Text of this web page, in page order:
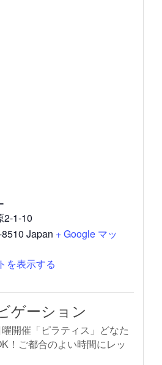
2-1-10
Japan + Google マッ
を表示する
ゲーション
開催「ピラティス」どなた
！ご都合のよい時間にレッ